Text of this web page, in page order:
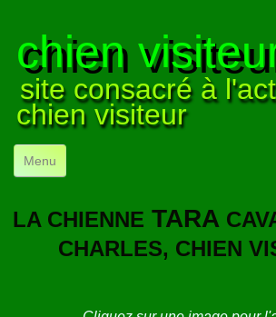
chien
site consacré à
chien visiteur
Menu
POUR DÉBUTER▼
LA CHIENNE TARA
CHARLES, CHIEN